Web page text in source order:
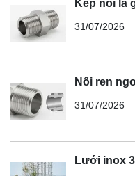
Kép nối là
31/07/2026
Nối ren
31/07/2026
Lưới inox